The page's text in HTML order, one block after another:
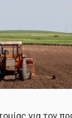
για τον